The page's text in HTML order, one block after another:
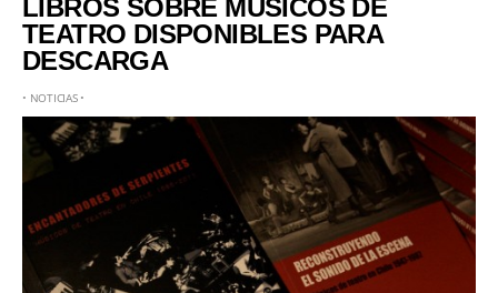
LIBROS SOBRE MÚSICOS DE
TEATRO DISPONIBLES PARA
DESCARGA
• NOTICIAS•